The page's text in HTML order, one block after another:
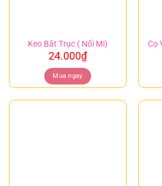
Keo Bắt Trục ( Nối Mi)
24.000₫
Mua ngay
Cọ